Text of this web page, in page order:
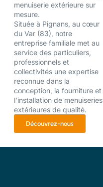
menuiserie extérieure sur
mesure.
Située à Pignans, au cœur
du Var (83), notre
entreprise familiale met au
service des particuliers,
professionnels et
collectivités une expertise
reconnue dans la
conception, la fourniture et
l’installation de menuiseries
extérieures de qualité.
Découvrez-nous